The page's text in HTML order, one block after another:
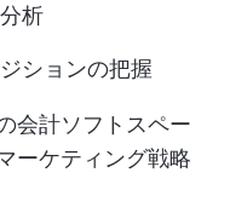
析
ションの把握
会計ソフトスペー
ーケティング戦略